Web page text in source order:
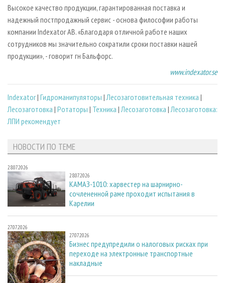
Высокое качество продукции, гарантированная поставка и
надежный постпродажный сервис - основа философии работы
компании Indexator AB. «Благодаря отличной работе наших
сотрудников мы значительно сократили сроки поставки нашей
продукции», - говорит г­н Бальфорс.
www.indexator.se
Indexator| Гидроманипуляторы |Лесозаготовительная техника |
Лесозаготовка | Ротаторы | Техника |Лесозаготовка |Лесозаготовка:
ЛПИ рекомендует
НОВОСТИ ПО ТЕМЕ
28.07.2026
28.07.2026
КАМАЗ-1010: харвестер на шарнирно-
сочлененной раме проходит испытания в
Карелии
27.07.2026
27.07.2026
Бизнес предупредили о налоговых рисках при
переходе на электронные транспортные
накладные